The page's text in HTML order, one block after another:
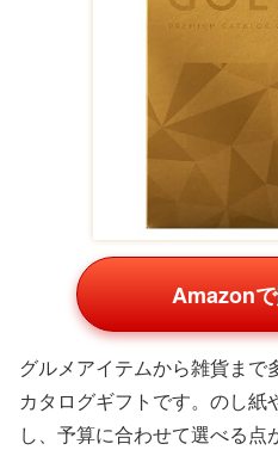
Amazon
グルメアイテムから雑貨ま
カタログギフトです。のし
し、予算に合わせて選べる